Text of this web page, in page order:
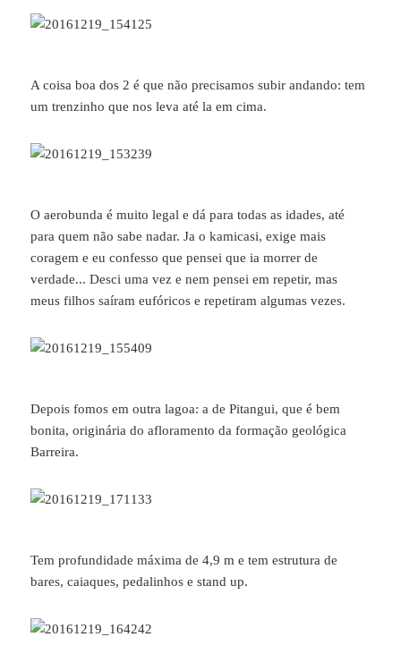
A coisa boa dos 2 é que não precisamos subir andando: tem
um trenzinho que nos leva até la em cima.
O aerobunda é muito legal e dá para todas as idades, até
para quem não sabe nadar. Ja o kamicasi, exige mais
coragem e eu confesso que pensei que ia morrer de
verdade... Desci uma vez e nem pensei em repetir, mas
meus filhos saíram eufóricos e repetiram algumas vezes.
Depois fomos em outra lagoa: a de Pitangui, que é bem
bonita, originária do afloramento da formação geológica
Barreira.
Tem profundidade máxima de 4,9 m e tem estrutura de
bares, caiaques, pedalinhos e stand up.